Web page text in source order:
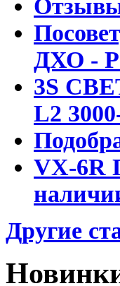
ДХО -
3S
L2
VX-
Другие